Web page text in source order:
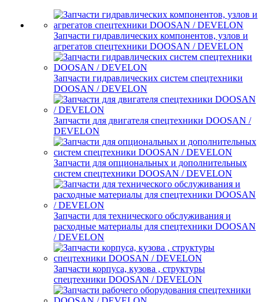
Запчасти гидравлических компонентов, узлов и
агрегатов спецтехники DOOSAN / DEVELON
Запчасти гидравлических систем спецтехники
DOOSAN / DEVELON
Запчасти для двигателя спецтехники DOOSAN /
DEVELON
Запчасти для опциональных и дополнительных
систем спецтехники DOOSAN / DEVELON
Запчасти для технического обслуживания и
расходные материалы для спецтехники DOOSAN
/ DEVELON
Запчасти корпуса, кузова , структуры
спецтехники DOOSAN / DEVELON